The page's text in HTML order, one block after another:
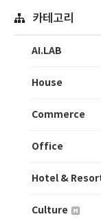
카테고리
AI.LAB
House
Commerce
Office
Hotel &
Culture